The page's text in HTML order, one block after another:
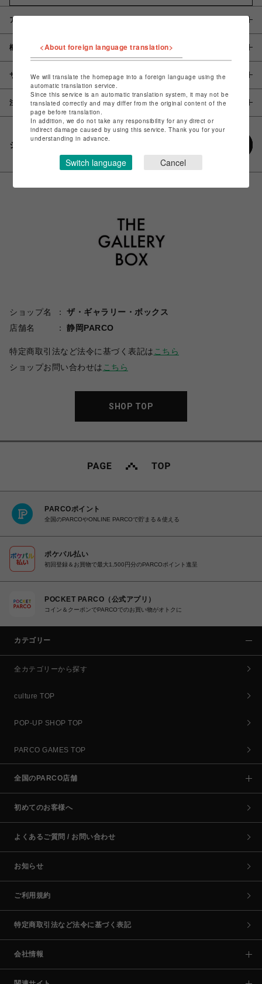
アイテム説明 / 素材
概要
サイズ
注意事項
シェアする
ショップ名
ザ・ギャラリー・ボックス
店舗名
静岡PARCO
特定商取引法など法令に基づく表記は こちら
ショップお問い合わせは こちら
SHOP TOP
PARCOポイント
全国のPARCOやONLINE PARCOで貯まる＆使える
ポケパル払い
初回登録＆お買物で最大1,500円分のPARCOポイント進呈
POCKET PARCO（公式アプリ）
コイン＆クーポンでPARCOでのお買い物がオトクに
カテゴリー
全カテゴリーから探す
culture TOP
POP-UP SHOP TOP
PARCO GAMES TOP
全国のPARCO店舗
初めてのお客様へ
よくあるご質問 / お問い合わせ
お知らせ
ご利用規約
特定商取引法など法令に基づく表記
会社情報
<About foreign language translation>
We will translate the homepage into a foreign language using the
automatic translation service.
Since this service is an automatic translation system, it may not be
translated correctly and may differ from the original content of the
page before translation.
In addition, we do not take any responsibility for any direct or
indirect damage caused by using this service. Thank you for your
understanding in advance.
Switch language Cancel